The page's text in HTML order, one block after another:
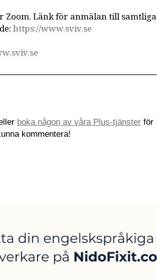
Zoom. Länk för anmälan till samtliga
https://www.sviv.se
boka någon av våra Plus-tjänsterför
kommentera!